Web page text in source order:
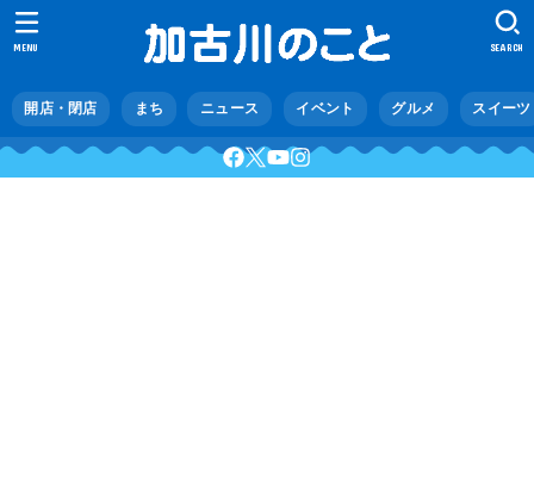
開店・閉店 まち ニュース イベント グルメ スイーツ
SEARCH
MENU